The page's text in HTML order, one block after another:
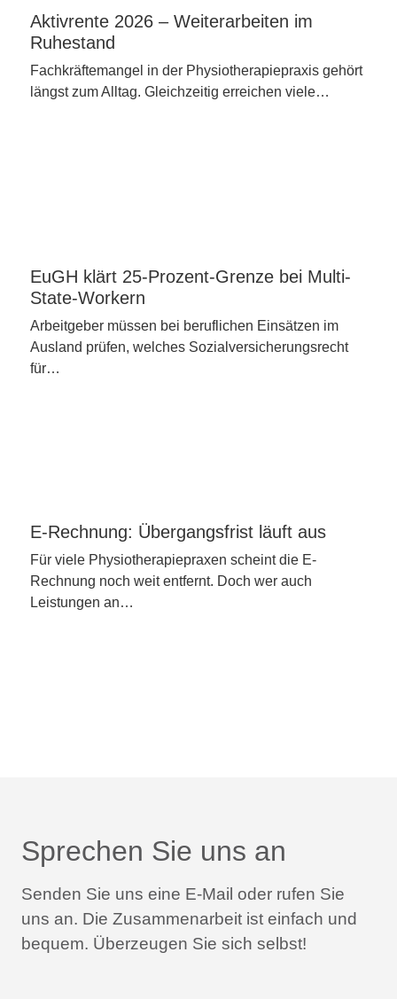
Aktivrente 2026 – Weiterarbeiten im
Ruhestand
Fachkräftemangel in der Physiotherapiepraxis gehört
längst zum Alltag. Gleichzeitig erreichen viele…
EuGH klärt 25-Prozent-Grenze bei Multi-
State-Workern
Arbeitgeber müssen bei beruflichen Einsätzen im
Ausland prüfen, welches Sozialversicherungsrecht
für…
E-Rechnung: Übergangsfrist läuft aus
Für viele Physiotherapiepraxen scheint die E-
Rechnung noch weit entfernt. Doch wer auch
Leistungen an…
Sprechen Sie uns an
Senden Sie uns eine E-Mail oder rufen Sie
uns an. Die Zusammenarbeit ist einfach und
bequem. Überzeugen Sie sich selbst!